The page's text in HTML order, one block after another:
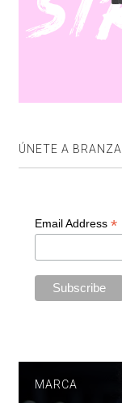
ÚNETE A BRANZAI
Email Address *
MARCA